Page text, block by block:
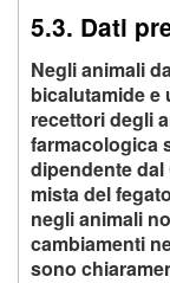
5.3. Dati
Negli animali
bicalutamide e
recettori degli
farmacologica
dipendente dal
mista del
negli animali
cambiamenti
sono